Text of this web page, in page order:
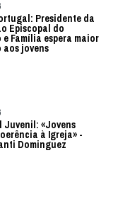
Presidente da
Episcopal do
Família espera maior
aos jovens
Juvenil: «Jovens
à Igreja» -
Dominguez